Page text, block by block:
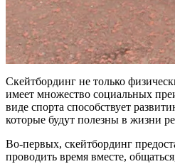
Скейтбординг не только
имеет множество социальных
виде спорта способствует
которые будут полезны в жизни
Во-первых, скейтбординг
проводить время вместе,